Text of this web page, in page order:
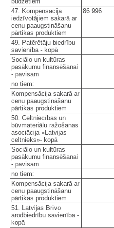
47. Kompensācija
iedzīvotājiem sakarā ar
cenu paaugstināšanu
pārtikas produktiem
86 996
49. Patērētāju biedrību
savienība - kopā
Sociālo un kultūras
pasākumu finansēšanai
- pavisam
no tiem:
Kompensācija sakarā ar
cenu paaugstināšanu
pārtikas produktiem
50. Celtniecības un
būvmateriālu ražošanas
asociācija «Latvijas
celtnieks»- kopā
Sociālo un kultūras
pasākumu finansēšanai
- pavisam
no tiem:
Kompensācija sakarā ar
cenu paaugstināšanu
pārtikas produktiem
51. Latvijas Brīvo
arodbiedrību savienība -
kopā